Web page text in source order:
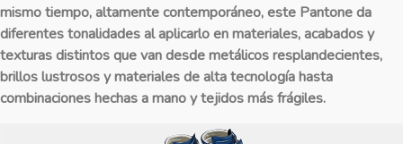
mismo tiempo, altamente contemporáneo, este Pantone da
diferentes tonalidades al aplicarlo en materiales, acabados y
texturas distintos que van desde metálicos resplandecientes,
brillos lustrosos y materiales de alta tecnología hasta
combinaciones hechas a mano y tejidos más frágiles.